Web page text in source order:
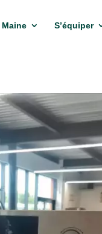
Maine S’équiper